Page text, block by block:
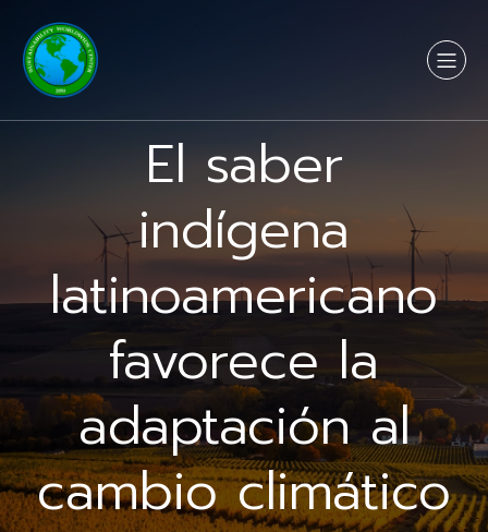
El saber
indígena
latinoamericano
favorece la
adaptación al
cambio climático